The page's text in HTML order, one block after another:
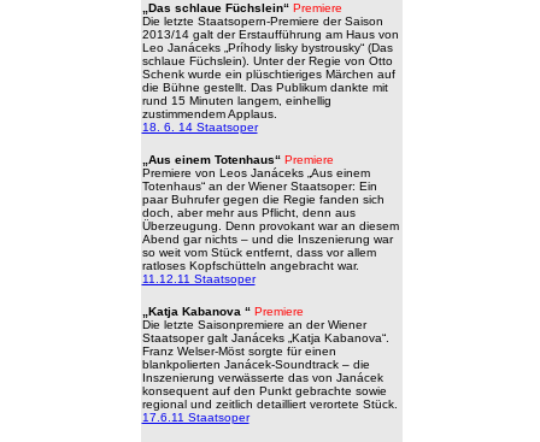
„Das schlaue Füchslein“ Premiere
Die letzte Staatsopern-Premiere der Saison
2013/14 galt der Erstaufführung am Haus von
Leo Janáceks „Príhody lisky bystrousky“ (Das
schlaue Füchslein). Unter der Regie von Otto
Schenk wurde ein plüschtieriges Märchen auf
die Bühne gestellt. Das Publikum dankte mit
rund 15 Minuten langem, einhellig
zustimmendem Applaus.
18. 6. 14 Staatsoper
„Aus einem Totenhaus“ Premiere
Premiere von Leos Janáceks „Aus einem
Totenhaus“ an der Wiener Staatsoper: Ein
paar Buhrufer gegen die Regie fanden sich
doch, aber mehr aus Pflicht, denn aus
Überzeugung. Denn provokant war an diesem
Abend gar nichts – und die Inszenierung war
so weit vom Stück entfernt, dass vor allem
ratloses Kopfschütteln angebracht war.
11.12.11 Staatsoper
„Katja Kabanova “ Premiere
Die letzte Saisonpremiere an der Wiener
Staatsoper galt Janáceks „Katja Kabanova“.
Franz Welser-Möst sorgte für einen
blankpolierten Janácek-Soundtrack – die
Inszenierung verwässerte das von Janácek
konsequent auf den Punkt gebrachte sowie
regional und zeitlich detailliert verortete Stück.
17.6.11 Staatsoper